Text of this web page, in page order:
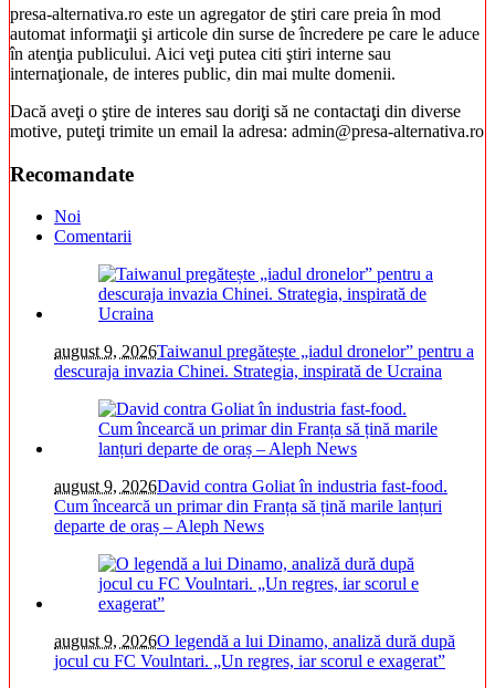
presa-alternativa.ro este un agregator de ştiri care preia în mod
automat informaţii şi articole din surse de încredere pe care le aduce
în atenţia publicului. Aici veţi putea citi ştiri interne sau
internaţionale, de interes public, din mai multe domenii.
Dacă aveţi o ştire de interes sau doriţi să ne contactaţi din diverse
motive, puteţi trimite un email la adresa: admin@presa-alternativa.ro
Recomandate
Noi
Comentarii
august 9, 2026Taiwanul pregătește „iadul dronelor” pentru a
descuraja invazia Chinei. Strategia, inspirată de Ucraina
august 9, 2026David contra Goliat în industria fast-food.
Cum încearcă un primar din Franța să țină marile lanțuri
departe de oraș – Aleph News
august 9, 2026O legendă a lui Dinamo, analiză dură după
jocul cu FC Voulntari. „Un regres, iar scorul e exagerat”